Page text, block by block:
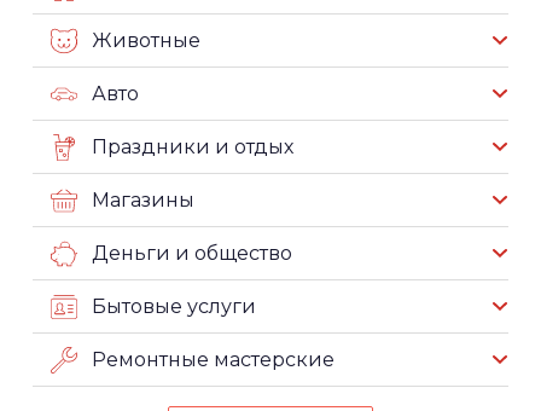
Животные
Авто
Праздники и отдых
Магазины
Деньги и общество
Бытовые услуги
Ремонтные мастерские